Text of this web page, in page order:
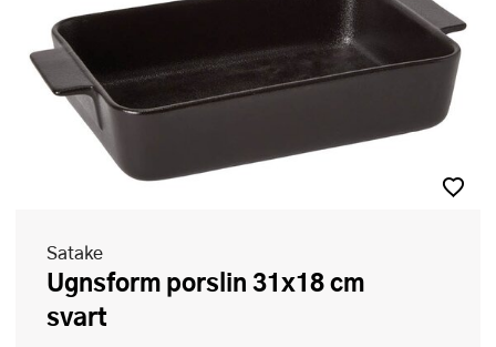
Satake
Ugnsform porslin 31x18 cm
svart